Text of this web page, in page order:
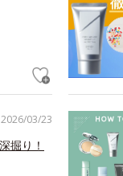
2026/03/23
掘り！